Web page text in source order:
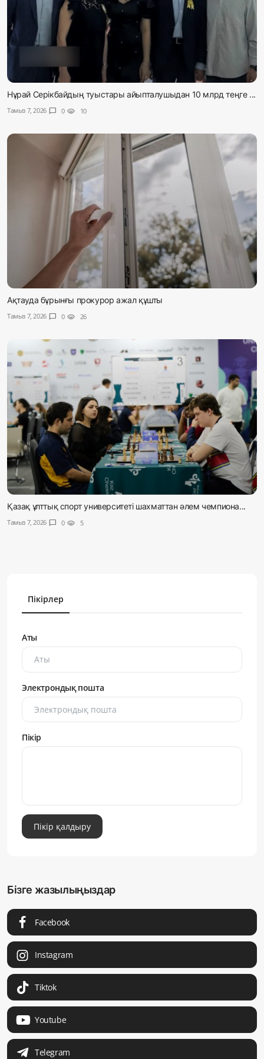
Нұрай Серікбайдың туыстары айыпталушыдан 10 млрд теңге ...
Тамыз 7, 2026 chat_bubble 0 visibility 10
Ақтауда бұрынғы прокурор ажал құшты
Тамыз 7, 2026 chat_bubble 0 visibility 26
Қазақ ұлттық спорт университеті шахматтан әлем чемпиона...
Тамыз 7, 2026 chat_bubble 0 visibility 5
Пікірлер
Аты
Электрондық пошта
Пікір
Пікір қалдыру
Бізге жазылыңыздар
Facebook
Instagram
Tiktok
Youtube
Telegram